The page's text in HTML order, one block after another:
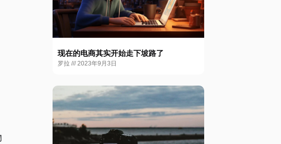
现在的电商其实开始走下坡路了
罗拉 2023年9月3日